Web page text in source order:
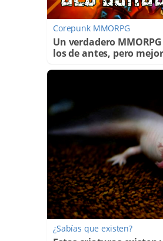
Corepunk MMORPG
Un verdadero
los de antes, pero
¿Sabías que existen?